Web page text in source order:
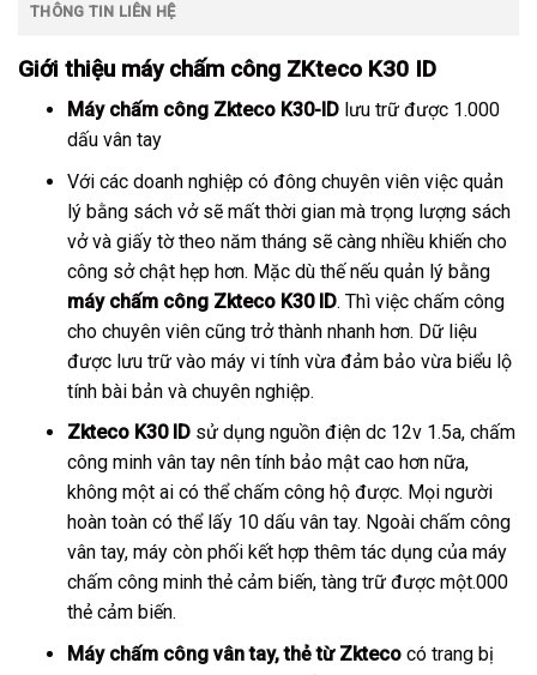
THÔNG TIN LIÊN HỆ
Giới thiệu máy chấm công ZKteco K30 ID
Máy chấm công Zkteco K30-IDlưu trữ được 1.000
dấu vân tay
Với các doanh nghiệp có đông chuyên viên việc quản
lý bằng sách vở sẽ mất thời gian mà trọng lượng sách
vở và giấy tờ theo năm tháng sẽ càng nhiều khiến cho
công sở chật hẹp hơn. Mặc dù thế nếu quản lý bằng
máy chấm công Zkteco K30 ID. Thì việc chấm công
cho chuyên viên cũng trở thành nhanh hơn. Dữ liệu
được lưu trữ vào máy vi tính vừa đảm bảo vừa biểu lộ
tính bài bản và chuyên nghiệp.
Zkteco K30 IDsử dụng nguồn điện dc 12v 1.5a, chấm
công minh vân tay nên tính bảo mật cao hơn nữa,
không một ai có thể chấm công hộ được. Mọi người
hoàn toàn có thể lấy 10 dấu vân tay. Ngoài chấm công
vân tay, máy còn phối kết hợp thêm tác dụng của máy
chấm công minh thẻ cảm biến, tàng trữ được một.000
thẻ cảm biến.
Máy chấm công vân tay, thẻ từ Zktecocó trang bị